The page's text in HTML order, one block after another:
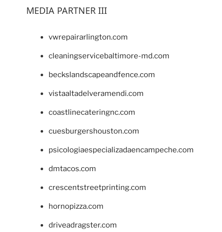
MEDIA PARTNER III
vwrepairarlington.com
cleaningservicebaltimore-md.com
beckslandscapeandfence.com
vistaaltadelveramendi.com
coastlinecateringnc.com
cuesburgershouston.com
psicologiaespecializadaencampeche.com
dmtacos.com
crescentstreetprinting.com
hornopizza.com
driveadragster.com